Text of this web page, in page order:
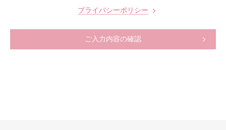
プライバシーポリシー
ご入力内容の確認